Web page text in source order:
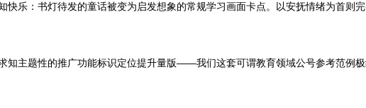
乐：书灯待发的童话被变为启发想象的常规学习画面卡点。以安抚情绪为首则
知主题性的推广功能标识定位提升量版——我们这套可谓教育领域公号参考范例